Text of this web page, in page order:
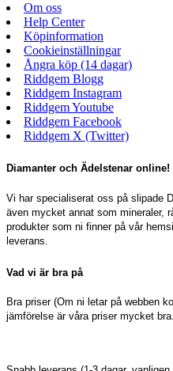
Om oss
Help Center
Köpinformation
Cookieinställningar
Ångra köp (14 dagar)
Riddgem Blogg
Riddgem Instagram
Riddgem Youtube
Riddgem Facebook
Riddgem X (Twitter)
Diamanter och Ädelstenar online!
Vi har specialiserat oss på slipade
även mycket annat som mineraler,
produkter som ni finner på vår
leverans.
Vad vi är bra på
Bra priser (Om ni letar på webben
jämförelse är våra priser mycket